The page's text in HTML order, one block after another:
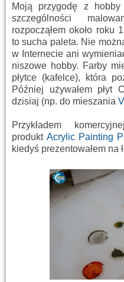
Moją przygodę z
szczególności
rozpocząłem około roku
to sucha paleta. Nie
w Internecie ani
niszowe hobby. Farby
płytce (kafelce), która
Później używałem
dzisiaj (np. do mieszania
Przykładem
produkt Acrylic Painting
kiedyś prezentowałem na